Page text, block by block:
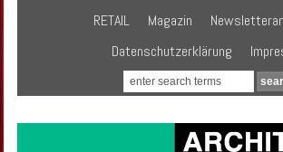
RETAIL
Magazin
Datenschutzerklärung